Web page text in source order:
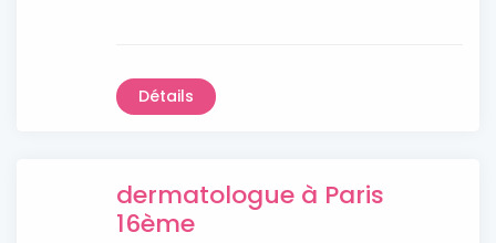
Détails
dermatologue à Paris
16ème